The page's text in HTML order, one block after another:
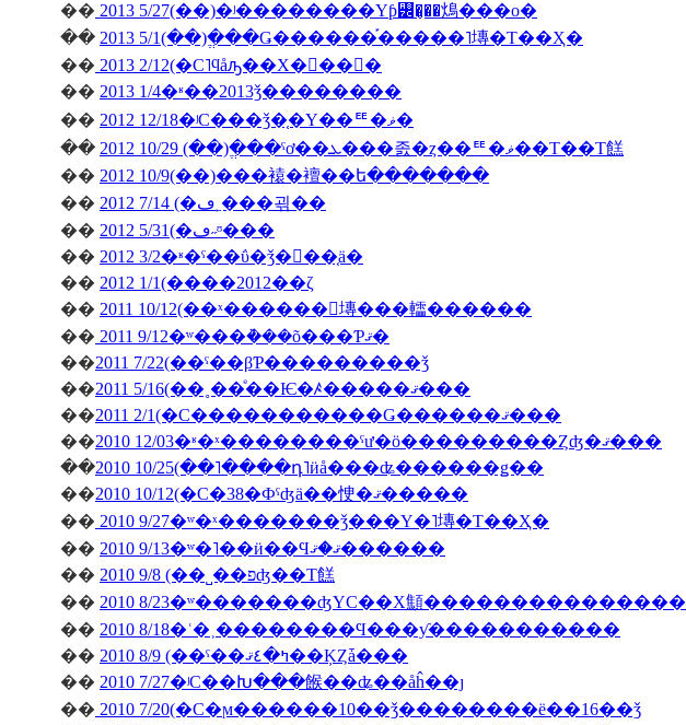
�� 2013 5/27(��)�ʲ��������Υƥ꡼�̡��䲴���о�
�� 2013 5/1(��)�ֱ��Ǥ������֡�����˥塼�Τ��Ҳ�
�� 2013 2/12(�С˥ϥåԡ��Х�󥿥��󡦣�
�� 2013 1/4�ʶ��2013ǯ��������
��
2012 12/18�ʲС���ǯ�֤�Υ��ꥹ�ޥ�
��
2012 10/29 (��)�ֱ��ˤơ��ܥ���졼�ȥ��ꥹ�ޥ��Τ��Τ餻
�� 2012 10/9(��)���褤�襢��ե�������
��
2012 7/14 (�ڡ˿���괶��
��
2012 5/31(�ڡ˶ᶷ���
�� 2012 3/2�ʶ�ˤ��ΰ�ǯ�򿶤��֤ä�
�� 2012 1/1(����2012��ζ
�� 2011 10/12(��ˣ������󥭥塼���䡼������
��
2011 9/12�ʷ���ܵ���õ���Ƥޤ�
��2011 7/22(��ˤ��βƤ���������ǯ
��
2011 5/16(��˳��ͤ��Ѥ�ꤴ�����ޤ���
��
2011 2/1(�С�����������Ǥ������ޤ���
��
2010 12/03�ʶ�ˣ��������ˤư�ö���������Ȥʤ�ޤ���
��2010 10/25(��˥����դ˥ӥå���ʥ������ǥ��
��
2010 10/12(�С�38�Фˤʤä��㤤�ޤ�����
�� 2010 9/27�ʷ�ˣ�������ǯ���Υ�˥塼�Τ��Ҳ�
��
2010 9/13�ʷ�˥��ӥ��Ϥޤ�ޤ������
��
2010 9/8 (��˽��פʤ��Τ餻
�� 2010 8/23�ʷ�������ʤΥС��Х顦���������������
�� 2010 8/18�ʿ�˲��������Ϥ���ƴ�����������
��
2010 8/9 (��ˤ��ߤ�٤ޤ��ĶȤǡ���
�� 2010 7/27�ʲС��Խ���餱��ʥ��åĥ��ȷ
�� 2010 7/20(�С�ϻ������10��ǯ��������ë��16��ǯ